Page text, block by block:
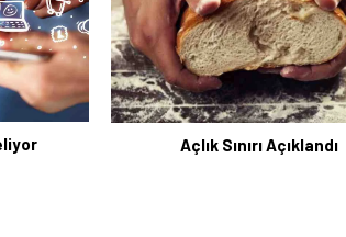
Açlık Sınırı Açıklandı